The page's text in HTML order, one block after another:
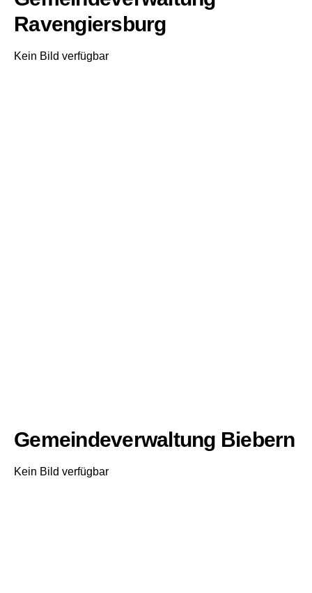
Ravengiersburg
Kein Bild verfügbar
Gemeindeverwaltung Biebern
Kein Bild verfügbar